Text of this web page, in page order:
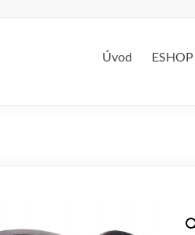
Úvod ESHOP